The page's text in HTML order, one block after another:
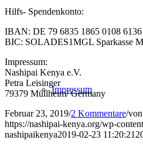
Impressum
Hilfs- Spendenkonto:
IBAN: DE 79 6835 1865 0108
BIC: SOLADES1MGL Sparkasse
Impressum:
Nashipai Kenya e.V.
Petra Leisinger
79379 Müllheim/ Germany
Februar 23, 2019/2 Kommentare/von
https://nashipai-kenya.org/wp-
nashipaikenya2019-02-23 11:20:21